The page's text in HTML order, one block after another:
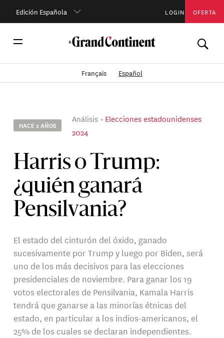
Edición Española LOGIN OFERTA
Français Español
HACE 2 AÑOS
Análisis
Elecciones estadounidenses
2024
Harris o Trump:
¿quién ganará
Pensilvania?
El estado del cinturón del óxido, ganado
sucesivamente por Trump y luego por Biden, será
uno de los más decisivos para las elecciones
presidenciales de noviembre. Para ganar los 19
votos electorales de Pensilvania, Kamala Harris
tendrá que ganarse a las minorías étnicas del
estado, en particular a los indios-americanos, el
25% de los cuales se declaran independientes.